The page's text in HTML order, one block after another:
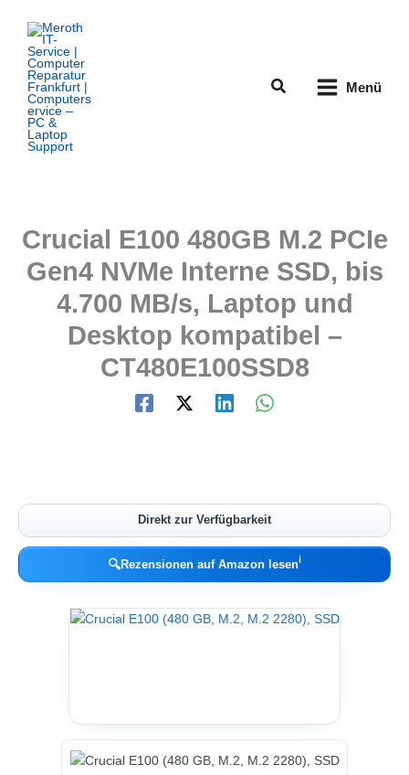
Inhalt
springen
Suchen Menü
Crucial E100 480GB M.2 PCIe
Gen4 NVMe Interne SSD, bis
4.700 MB/s, Laptop und
Desktop kompatibel –
CT480E100SSD8
Direkt zur Verfügbarkeit
🔍Rezensionen auf Amazon lesenℹ︎